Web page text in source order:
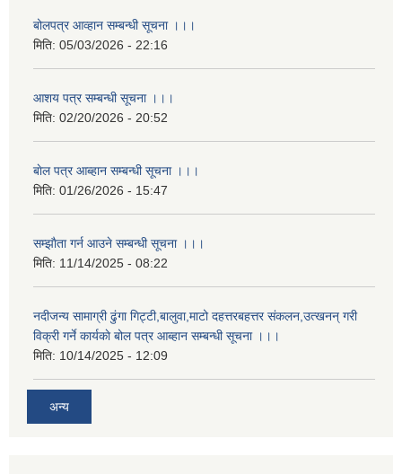
बोलपत्र आव्हान सम्बन्धी सूचना ।।।
मिति: 05/03/2026 - 22:16
आशय पत्र सम्बन्धी सूचना ।।।
मिति: 02/20/2026 - 20:52
बाेल पत्र आब्हान सम्बन्धी सूचना ।।।
मिति: 01/26/2026 - 15:47
सम्झाैता गर्न आउने सम्बन्धी सूचना ।।।
मिति: 11/14/2025 - 08:22
नदीजन्य सामाग्री ढुंगा गिट्टी,बालुवा,माटो दहत्तरबहत्तर संकलन,उत्खनन् गरी
विक्री गर्ने कार्यकाे बोल पत्र आब्हान सम्बन्धी सूचना ।।।
मिति: 10/14/2025 - 12:09
अन्य